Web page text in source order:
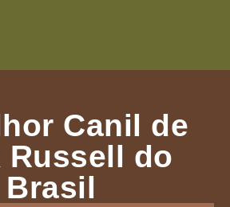
Canil de
Russell do
Brasil